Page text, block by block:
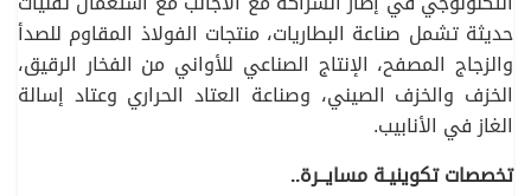
حديثة تشمل صناعة البطاريات، منتجات الفولاذ المقاوم للصدأ
والزجاج المصفح، الإنتاج الصناعي للأواني من الفخار الرقيق،
الخزف والخزف الصيني، وصناعة العتاد الحراري وعتاد إسالة
الغاز في الأنابيب.
تخصصات تكوينيـة مسايــرة..